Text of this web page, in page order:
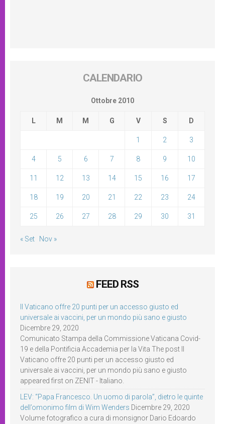
CALENDARIO
Ottobre 2010
L M M G V S D
1 2 3
4 5 6 7 8 9 10
11 12 13 14 15 16 17
18 19 20 21 22 23 24
25 26 27 28 29 30 31
« Set Nov »
FEED RSS
Il Vaticano offre 20 punti per un accesso giusto ed
universale ai vaccini, per un mondo più sano e giusto
Dicembre 29, 2020
Comunicato Stampa della Commissione Vaticana Covid-
19 e della Pontificia Accademia per la Vita The post Il
Vaticano offre 20 punti per un accesso giusto ed
universale ai vaccini, per un mondo più sano e giusto
appeared first on ZENIT - Italiano.
LEV: “Papa Francesco. Un uomo di parola”, dietro le quinte
dell’omonimo film di Wim Wenders Dicembre 29, 2020
Volume fotografico a cura di monsignor Dario Edoardo